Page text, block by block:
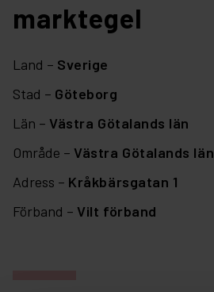
marktegel
Land – Sverige
Stad – Göteborg
Län – Västra Götalands län
Område – Västra Götalands län
Adress – Kråkbärsgatan 1
Förband – Vilt förband